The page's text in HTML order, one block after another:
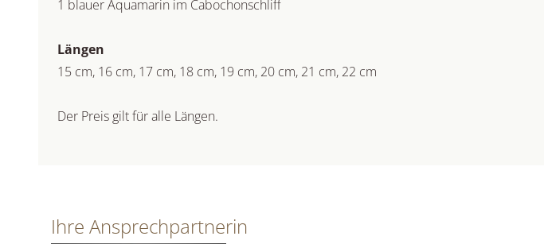
1 blauer Aquamarin im Cabochonschliff
Längen
15 cm, 16 cm, 17 cm, 18 cm, 19 cm, 20 cm, 21 cm, 22 cm
Der Preis gilt für alle Längen.
Ihre Ansprechpartnerin